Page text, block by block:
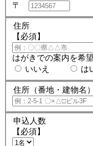
〒
住所
【必須】
はがきでの案内を希
いいえ
は
住所（番地・建物名）
申込人数
【必須】